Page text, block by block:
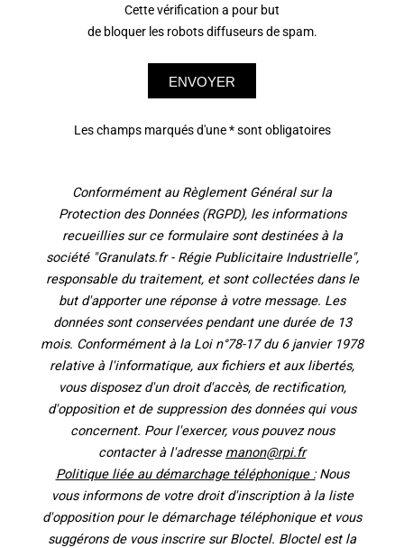
Cette vérification a pour but
de bloquer les robots diffuseurs de spam.
ENVOYER
Les champs marqués d'une * sont obligatoires
Conformément au Règlement Général sur la
Protection des Données (RGPD), les informations
recueillies sur ce formulaire sont destinées à la
société "Granulats.fr - Régie Publicitaire Industrielle",
responsable du traitement, et sont collectées dans le
but d'apporter une réponse à votre message. Les
données sont conservées pendant une durée de 13
mois. Conformément à la Loi n°78-17 du 6 janvier 1978
relative à l'informatique, aux fichiers et aux libertés,
vous disposez d'un droit d'accès, de rectification,
d'opposition et de suppression des données qui vous
concernent. Pour l'exercer, vous pouvez nous
contacter à l'adresse manon@rpi.fr
Politique liée au démarchage téléphonique :Nous
vous informons de votre droit d'inscription à la liste
d'opposition pour le démarchage téléphonique et vous
suggérons de vous inscrire sur Bloctel. Bloctel est la